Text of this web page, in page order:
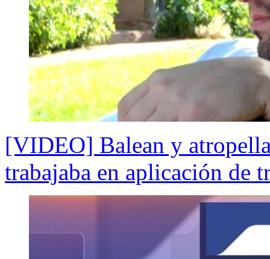
[VIDEO] Balean y
trabajaba en aplicación de